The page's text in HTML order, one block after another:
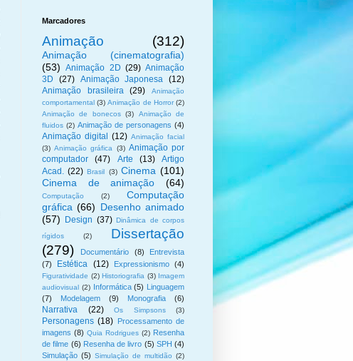
Marcadores
Animação (312)
Animação (cinematografia)
(53) Animação 2D (29) Animação
3D
(27) Animação Japonesa (12)
Animação brasileira
(29)
Animação
comportamental (3) Animação de Horror (2)
Animação de bonecos (3)
Animação de
fluidos (2) Animação de personagens (4)
Animação digital (12) Animação facial
(3) Animação gráfica (3) Animação por
computador
(47) Arte (13)
Artigo
Acad. (22) Brasil (3) Cinema (101)
Cinema de animação
(64)
Computação (2)
Computação
gráfica (66) Desenho animado
(57)
Design (37) Dinâmica de corpos
rígidos
(2)
Dissertação
(279)
Documentário (8)
Entrevista
(7)
Estética (12) Expressionismo (4)
Figuratividade (2) Historiografia (3) Imagem
audiovisual (2) Informática (5) Linguagem
(7)
Modelagem (9) Monografia (6)
Narrativa (22) Os Simpsons (3)
Personagens (18) Processamento de
imagens (8) Quia Rodrigues (2) Resenha
de filme (6) Resenha de livro (5) SPH (4)
Simulação (5) Simulação de multidão (2)